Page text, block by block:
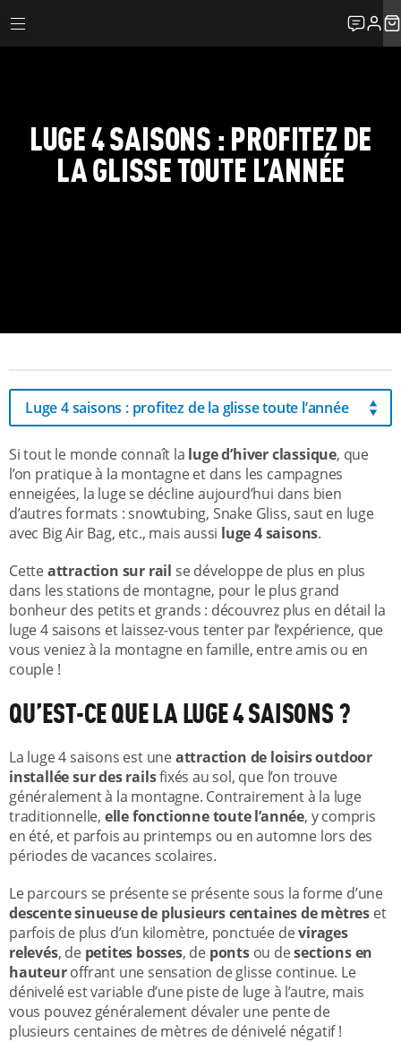
LUGE 4 SAISONS : PROFITEZ DE
LA GLISSE TOUTE L’ANNÉE
Luge 4 saisons : profitez de la glisse toute l’année
Si tout le monde connaît la luge d’hiver classique, que
l’on pratique à la montagne et dans les campagnes
enneigées, la luge se décline aujourd’hui dans bien
d’autres formats : snowtubing, Snake Gliss, saut en luge
avec Big Air Bag, etc., mais aussi luge 4 saisons.
Cetteattraction sur rail se développe de plus en plus
dans les stations de montagne, pour le plus grand
bonheur des petits et grands : découvrez plus en détail la
luge 4 saisons et laissez-vous tenter par l’expérience, que
vous veniez à la montagne en famille, entre amis ou en
couple !
QU’EST-CE QUE LA LUGE 4 SAISONS ?
La luge 4 saisons est uneattraction de loisirs outdoor
installée sur des railsfixés au sol, que l’on trouve
généralement à la montagne. Contrairement à la luge
traditionnelle, elle fonctionne toute l’année, y compris
en été, et parfois au printemps ou en automne lors des
périodes de vacances scolaires.
Le parcours se présente se présente sous la forme d’une
descente sinueuse de plusieurs centaines de mètres et
parfois de plus d’un kilomètre, ponctuée devirages
relevés, de petites bosses, de ponts ou desections en
hauteuroffrant une sensation de glisse continue. Le
dénivelé est variable d’une piste de luge à l’autre, mais
vous pouvez généralement dévaler une pente de
plusieurs centaines de mètres de dénivelé négatif !